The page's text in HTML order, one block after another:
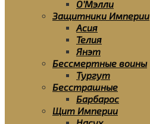
О’Мэлли
Защитники Империи
Асия
Телия
Янэт
Бессмертные воины
Тургут
Бесстрашные
Барбарос
Щит Империи